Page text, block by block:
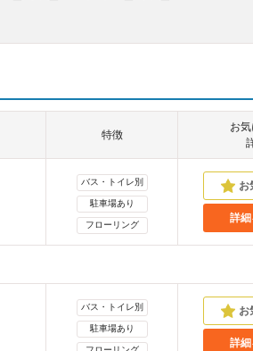
特徴
お気
バス・トイレ別
駐車場あり
フローリング
詳細
バス・トイレ別
駐車場あり
詳細